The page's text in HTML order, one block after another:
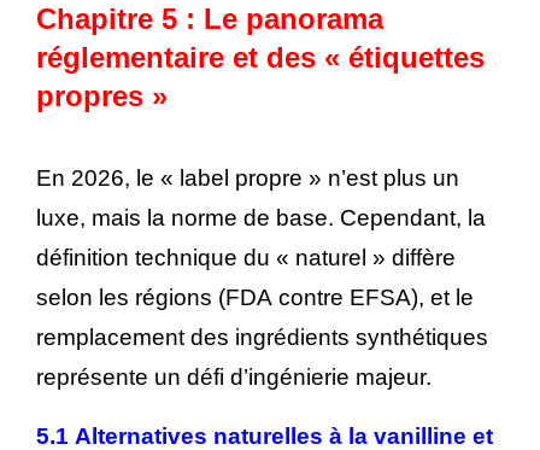
Chapitre 5 : Le panorama
réglementaire et des « étiquettes
propres »
En 2026, le « label propre » n’est plus un
luxe, mais la norme de base. Cependant, la
définition technique du « naturel » diffère
selon les régions (FDA contre EFSA), et le
remplacement des ingrédients synthétiques
représente un défi d’ingénierie majeur.
5.1 Alternatives naturelles à la vanilline et